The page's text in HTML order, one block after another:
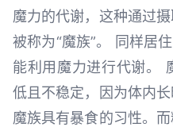
魔力的代谢，这种通过
被称为“魔族”。 同样居
能利用魔力进行代谢。
低且不稳定，因为体内长
魔族具有暴食的习性。